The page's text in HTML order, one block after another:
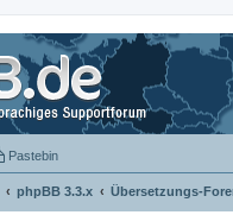
Pastebin
phpBB 3.3.x Übersetzungs-